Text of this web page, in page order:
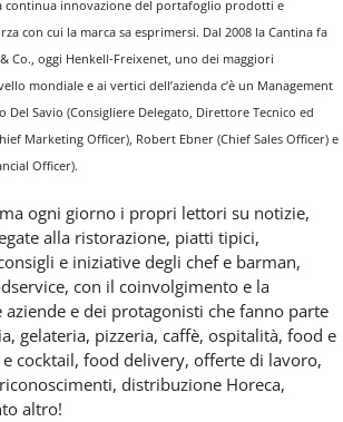
continua innovazione del portafoglio prodotti e
con cui la marca sa esprimersi. Dal 2008 la Cantina fa
Co., oggi Henkell-Freixenet, uno dei maggiori
mondiale e ai vertici dell’azienda c’è un Management
Del Savio (Consigliere Delegato, Direttore Tecnico ed
Marketing Officer), Robert Ebner (Chief Sales Officer) e
Officer).
ogni giorno i propri lettori su notizie,
alla ristorazione, piatti tipici,
e iniziative degli chef e barman,
con il coinvolgimento e la
e dei protagonisti che fanno parte
gelateria, pizzeria, caffè, ospitalità, food e
cocktail, food delivery, offerte di lavoro,
distribuzione Horeca,
altro!